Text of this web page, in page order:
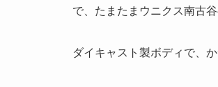
で、たまたまウニクス南古谷
ダイキャスト製ボディで、か